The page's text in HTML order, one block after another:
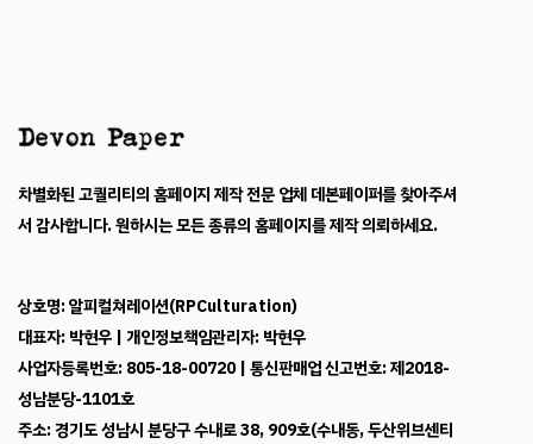
차별화된 고퀄리티의 홈페이지 제작 전문 업체 데본페이퍼를 찾아주셔
서 감사합니다. 원하시는 모든 종류의 홈페이지를 제작 의뢰하세요.
상호명: 알피컬쳐레이션(RPCulturation)
대표자: 박현우 | 개인정보책임관리자: 박현우
사업자등록번호: 805-18-00720 | 통신판매업 신고번호: 제2018-
성남분당-1101호
주소: 경기도 성남시 분당구 수내로 38, 909호(수내동, 두산위브센티